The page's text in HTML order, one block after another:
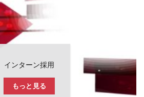
インターン採用
もっと見る